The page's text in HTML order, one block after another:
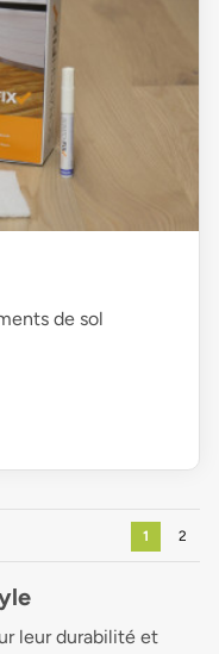
de sol
1 2
leur durabilité et